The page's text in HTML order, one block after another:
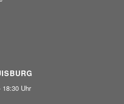
Uhr